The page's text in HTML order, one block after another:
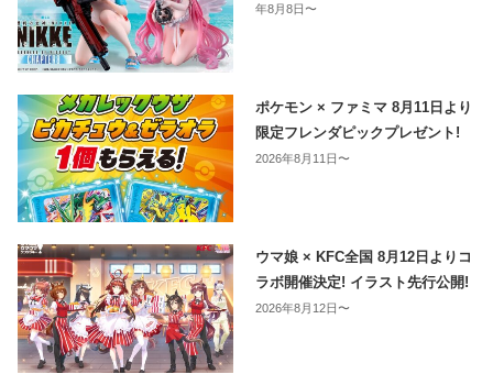
年8月8日〜
ポケモン × ファミマ 8月11日より
限定フレンダピックプレゼント!
2026年8月11日〜
ウマ娘 × KFC全国 8月12日よりコ
ラボ開催決定! イラスト先行公開!
2026年8月12日〜